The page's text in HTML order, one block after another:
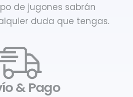
de jugones sabrán
duda que tengas.
& Pago